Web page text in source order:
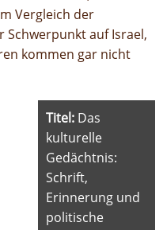
Vergleich der
Schwerpunkt auf Israel,
kommen gar nicht
Titel: Das
kulturelle
Gedächtnis:
Schrift,
Erinnerung und
politische